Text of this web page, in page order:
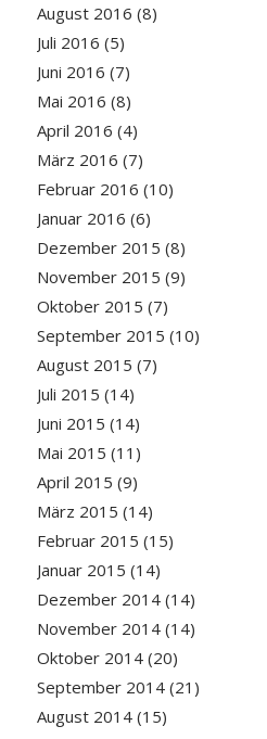
August 2016 (8)
Juli 2016 (5)
Juni 2016 (7)
Mai 2016 (8)
April 2016 (4)
März 2016 (7)
Februar 2016 (10)
Januar 2016 (6)
Dezember 2015 (8)
November 2015 (9)
Oktober 2015 (7)
September 2015 (10)
August 2015 (7)
Juli 2015 (14)
Juni 2015 (14)
Mai 2015 (11)
April 2015 (9)
März 2015 (14)
Februar 2015 (15)
Januar 2015 (14)
Dezember 2014(14)
November 2014(14)
Oktober 2014(20)
September 2014(21)
August 2014(15)